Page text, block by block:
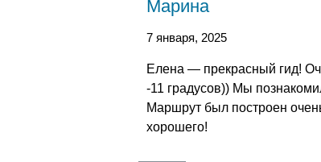
Марина
7 января, 2025
Елена — прекрасный гид!
-11 градусов)) Мы
Маршрут был построен
хорошего!